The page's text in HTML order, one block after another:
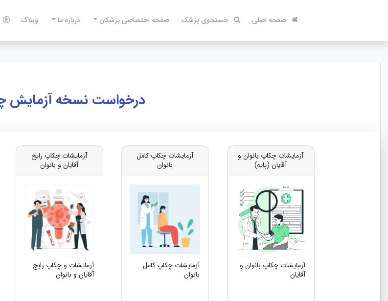
صفحه اصلی جستجوی پزشک صفحه اختصاصی پزشکان درباره ما وبلاگ
درخواست نسخه آزمایش
آزمایشات چکاپ بانوان و
آقایان (پایه)
آزمایشات چکاپ بانوان و
آقایان
آزمایشات چکاپ کامل
بانوان
آزمایشات چکاپ کامل
بانوان
آزمایشات چکاپ رایج
آقایان و بانوان
آزمایشات و چکاپ رایج
آقایان و بانوان